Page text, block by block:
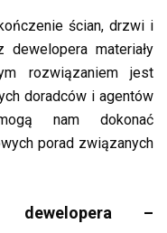
ścian, drzwi i
materiały
rozwiązaniem jest
doradców i agentów
nam dokonać
porad związanych
dewelopera –